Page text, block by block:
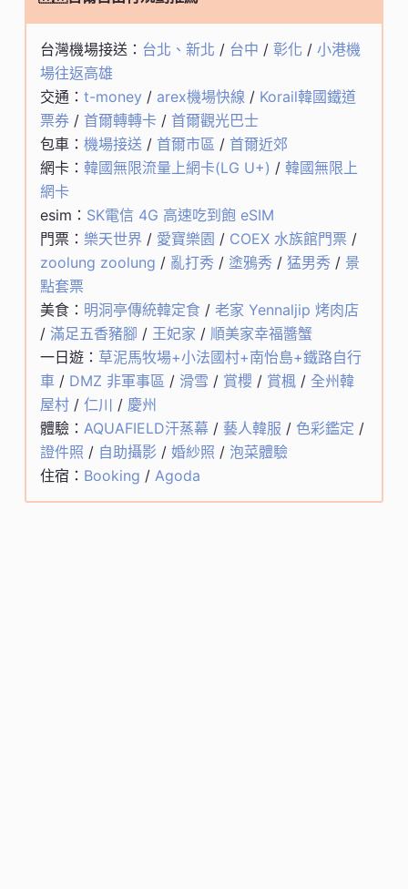
台灣機場接送： 台北、新北 / 台中 / 彰化 / 小港機
場往返高雄
交通： t-money / arex機場快線 / Korail韓國鐵道
票券/ 首爾轉轉卡/ 首爾觀光巴士
包車： 機場接送 / 首爾市區 / 首爾近郊
網卡： 韓國無限流量上網卡(LG U+) / 韓國無限上
網卡
esim： SK電信 4G 高速吃到飽 eSIM
門票： 樂天世界 / 愛寶樂園 / COEX 水族館門票/
zoolung zoolung / 亂打秀/ 塗鴉秀/ 猛男秀/ 景
點套票
美食： 明洞亭傳統韓定食/ 老家 Yennaljip 烤肉店
/ 滿足五香豬腳 / 王妃家 / 順美家幸福醬蟹
一日遊： 草泥馬牧場+小法國村+南怡島+鐵路自行
車/DMZ 非軍事區 / 滑雪 / 賞櫻 / 賞楓/ 全州韓
屋村/ 仁川 / 慶州
體驗： AQUAFIELD汗蒸幕 / 藝人韓服 / 色彩鑑定 /
證件照 / 自助攝影 /婚紗照 / 泡菜體驗
住宿： Booking / Agoda